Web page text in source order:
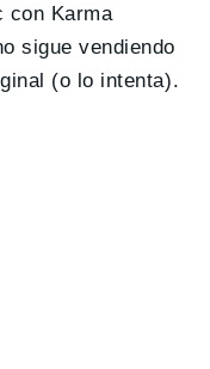
con Karma
sigue vendiendo
(o lo intenta).